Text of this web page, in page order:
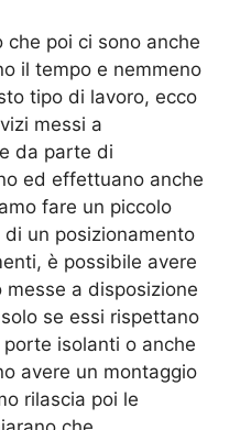
poi ci sono anche
il tempo e nemmeno
tipo di lavoro, ecco
messi a
da parte di
ed effettuano anche
fare un piccolo
un posizionamento
è possibile avere
a disposizione
se essi rispettano
isolanti o anche
avere un montaggio
rilascia poi le